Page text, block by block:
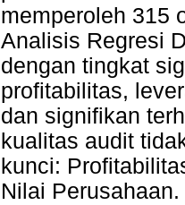
memperoleh 315
Analisis Regresi
dengan tingkat
profitabilitas,
dan signifikan
kualitas audit
kunci:
Nilai Perusahaan.